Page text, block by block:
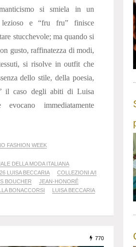
si smiela in un
lezioso e “fru fru” finisce
stucchevole; ma quando si
gusto, raffinatezza di modi,
si risolve in outfit che
dello stile, della poesia,
il caso degli abiti di Luisa
evocano immediatamente
FASHION WEEK
DELLA MODA ITALIANA
LUISA BECCARIA
COLLEZIONI A/I
BOUCHER
JEAN-HONORÉ
BONACCORSI
LUISA BECCARIA
770